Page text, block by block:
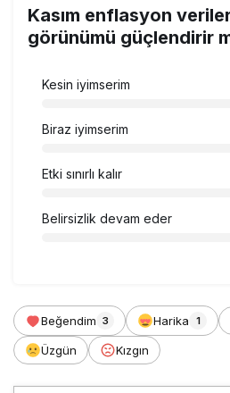
Kasım enflasyon
görünümü güçlendirir
Kesin iyimserim
Biraz iyimserim
Etki sınırlı kalır
Belirsizlik devam eder
Beğendim 3 Harika 1
Üzgün Kızgın